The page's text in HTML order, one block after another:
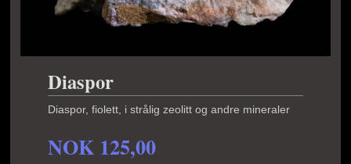
Diaspor
Diaspor, fiolett, i strålig zeolitt og andre mineraler
NOK 125,00